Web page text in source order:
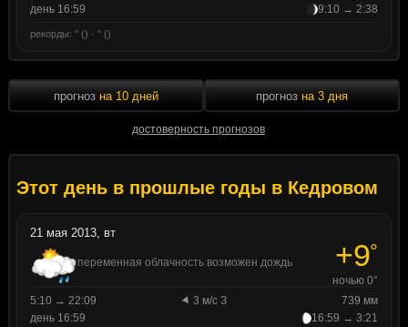
день 16:59
9:10 → 2:38
рекорды: ° () · ° ()
прогноз на 10 дней
достоверность прогнозов
прогноз на 3 дня
Этот день в прошлые годы в Кедровом
21 мая 2013, вт
переменная облачность возможен дождь +9°
ночью 0°
5:10 → 22:09
3 м/с З
739 мм
день 16:59
16:59 → 3:21